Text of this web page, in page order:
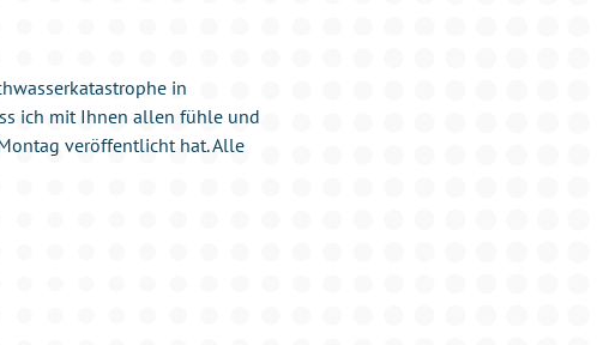
in
ich mit Ihnen allen fühle und
veröffentlicht hat. Alle